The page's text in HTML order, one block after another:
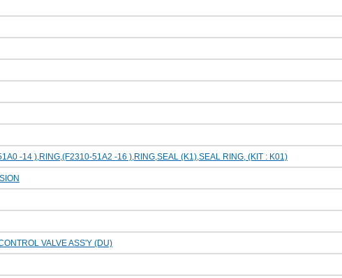
-14 ),RING,(F2310-51A2 -16 ),RING,SEAL (K1),SEAL RING, (KIT : K01)
VALVE ASS'Y (DU)